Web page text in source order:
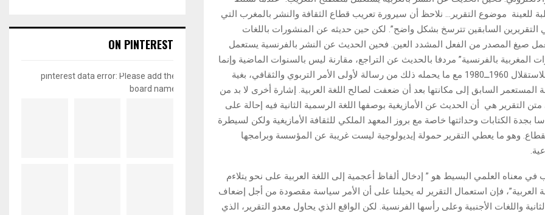
للعينة موضوع التقرير… نلاحظ أن سيرورة تعريب قطاع الثقافة والنشر بالمغرب التي
السابقين تترسخ بشكل واضح”. لكن حين حديثه عن المنشورات باللغات
صيغ المصدر من الفعل المشدد العين. فحين الحديث عن النشر بالفرنسية يستعمل
المغربية بالفرنسية” مردفا بالحديث عن التراجع، مقارنة ليس بالسنوات الماضية وإنما
بالعقود التالية للاستقلال 1960ــ1980 مع ما يحمله ذلك من رسالة لأولى الأمر التربوي والثقافي، بغية
المستعمر السابق إلى مكانتها بعد أن ضعفت لصالح اللغة العربية. إشارة أخرى لا بد من
متن التقرير هي أن الحديث عن الأمازيغية بوصفها اللغة الرسمية الثانية فيه إحالة على
بجدة الكتابات وحداثتها خاصة مع بروز المعهد الملكي للثقافة الأمازيغية ولكن لسيطرة
وهو ما يعطي التقرير حمولة إيديولوجية ليست غريبة عن المؤسسة وبرامجها
في معناه العلمي البسيط هو ” إدخال ألفاظ أعجمية إلى اللغة العربية على نحو يتلاءم
العربية”، فإن استعمال التقرير له يحيلنا على أن الأمر سياسة مقصودة من أجل إضعاف
واللغات الأجنبية وعلى رأسها الفرنسية. لكن الواقع الذي يحاول معدو التقرير، الذي
ON PINTEREST
pinterest data error: Please add the
board name